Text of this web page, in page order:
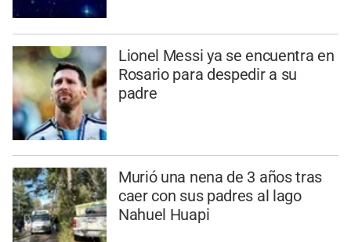
Lionel Messi ya se encuentra en
Rosario para despedir a su
padre
Murió una nena de 3 años tras
caer con sus padres al lago
Nahuel Huapi